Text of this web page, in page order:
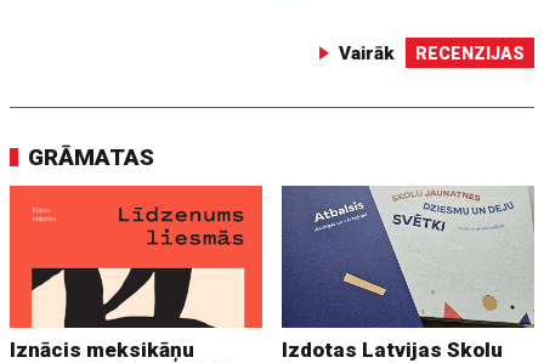
Vairāk RECENZIJAS
GRĀMATAS
Iznācis meksikāņu
Izdotas Latvijas Skolu